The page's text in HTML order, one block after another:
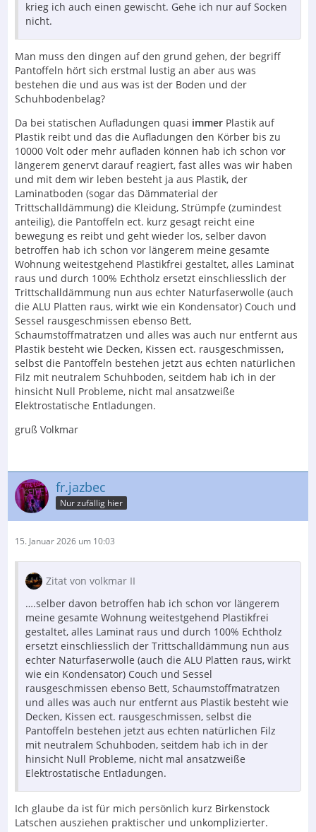
krieg ich auch einen gewischt. Gehe ich nur auf Socken
nicht.
Man muss den dingen auf den grund gehen, der begriff
Pantoffeln hört sich erstmal lustig an aber aus was
bestehen die und aus was ist der Boden und der
Schuhbodenbelag?
Da bei statischen Aufladungen quasi immer Plastik auf
Plastik reibt und das die Aufladungen den Körber bis zu
10000 Volt oder mehr aufladen können hab ich schon vor
längerem genervt darauf reagiert, fast alles was wir haben
und mit dem wir leben besteht ja aus Plastik, der
Laminatboden (sogar das Dämmaterial der
Trittschalldämmung) die Kleidung, Strümpfe (zumindest
anteilig), die Pantoffeln ect. kurz gesagt reicht eine
bewegung es reibt und geht wieder los, selber davon
betroffen hab ich schon vor längerem meine gesamte
Wohnung weitestgehend Plastikfrei gestaltet, alles Laminat
raus und durch 100% Echtholz ersetzt einschliesslich der
Trittschalldämmung nun aus echter Naturfaserwolle (auch
die ALU Platten raus, wirkt wie ein Kondensator) Couch und
Sessel rausgeschmissen ebenso Bett,
Schaumstoffmatratzen und alles was auch nur entfernt aus
Plastik besteht wie Decken, Kissen ect. rausgeschmissen,
selbst die Pantoffeln bestehen jetzt aus echten natürlichen
Filz mit neutralem Schuhboden, seitdem hab ich in der
hinsicht Null Probleme, nicht mal ansatzweiße
Elektrostatische Entladungen.
gruß Volkmar
fr.jazbec
Nur zufällig hier
15. Januar 2026 um 10:03
Zitat von volkmar II
….selber davon betroffen hab ich schon vor längerem
meine gesamte Wohnung weitestgehend Plastikfrei
gestaltet, alles Laminat raus und durch 100% Echtholz
ersetzt einschliesslich der Trittschalldämmung nun aus
echter Naturfaserwolle (auch die ALU Platten raus, wirkt
wie ein Kondensator) Couch und Sessel
rausgeschmissen ebenso Bett, Schaumstoffmatratzen
und alles was auch nur entfernt aus Plastik besteht wie
Decken, Kissen ect. rausgeschmissen, selbst die
Pantoffeln bestehen jetzt aus echten natürlichen Filz
mit neutralem Schuhboden, seitdem hab ich in der
hinsicht Null Probleme, nicht mal ansatzweiße
Elektrostatische Entladungen.
Ich glaube da ist für mich persönlich kurz Birkenstock
Latschen ausziehen praktischer und unkomplizierter.